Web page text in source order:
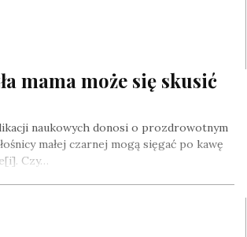
mama może się skusić
naukowych donosi o prozdrowotnym
małej czarnej mogą sięgać po kawę
Czy…